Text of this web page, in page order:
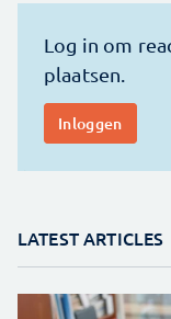
LATEST ARTICLES